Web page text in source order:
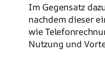
Im Gegensatz
nachdem dieser
wie
Nutzung und